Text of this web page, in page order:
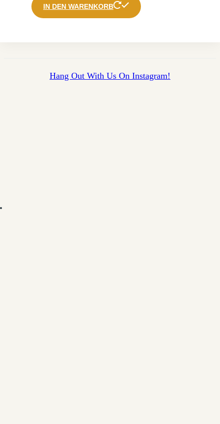
IN DEN WARENKORB
Hang Out With Us On Instagram!